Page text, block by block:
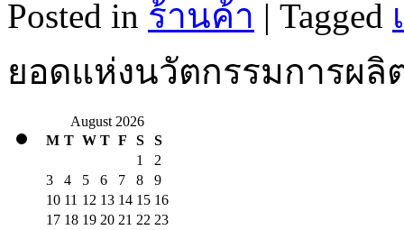
Posted in ร้านค้า | Tagged
ยอดแห่งนวัตกรรมการผลิ
August 2026
M T W T F S
S
1
2
3
4 5 6 7 8
9
10 11 12 13 14 15 16
17 18 19 20 21 22 23